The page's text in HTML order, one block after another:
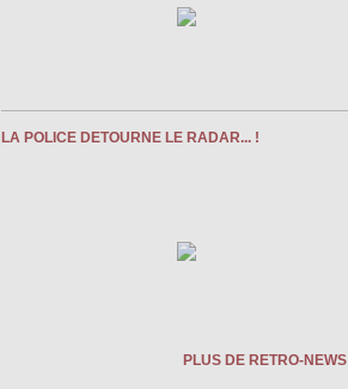
LA POLICE DETOURNE LE RADAR... !
PLUS DE RETRO-NEWS